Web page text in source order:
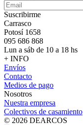
Suscribirme
Carrasco
Potosí 1658
095 686 868
Lun a sáb de 10 a 18 hs
+ INFO
Envíos
Contacto
Medios de pago
Nosotros
Nuestra empresa
Colectivos de casamiento
© 2026 DEARCOS